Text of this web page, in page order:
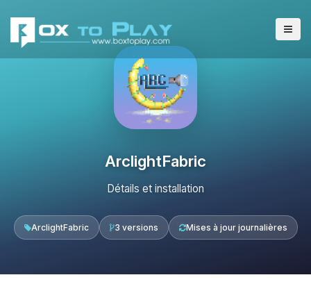
ArclightFabric
Détails et installation
ArclightFabric 3 versions Mises à jour journalières